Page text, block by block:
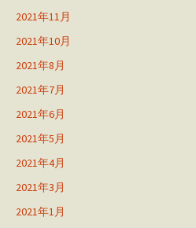
2021年11月
2021年10月
2021年8月
2021年7月
2021年6月
2021年5月
2021年4月
2021年3月
2021年1月